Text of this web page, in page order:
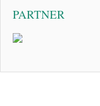
PARTNER